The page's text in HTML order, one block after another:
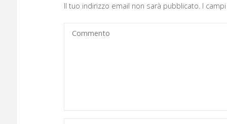
Il tuo indirizzo email non sarà pubblicato. I